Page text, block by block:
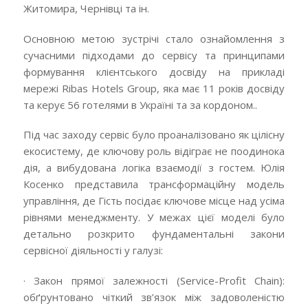
Житомира, Чернівці та ін.
Основною метою зустрічі стало ознайомлення з
сучасними підходами до сервісу та принципами
формування клієнтського досвіду на прикладі
мережі Ribas Hotels Group, яка має 11 років досвіду
та керує 56 готелями в Україні та за кордоном..
Під час заходу сервіс було проаналізовано як цілісну
екосистему, де ключову роль відіграє не поодинока
дія, а вибудована логіка взаємодії з гостем. Юлія
Косенко представила трансформаційну модель
управління, де Гість посідає ключове місце над усіма
рівнями менеджменту. У межах цієї моделі було
детально розкрито фундаментальні закони
сервісної діяльності у галузі:
· Закон прямої залежності (Service-Profit Chain):
обґрунтовано чіткий зв’язок між задоволеністю